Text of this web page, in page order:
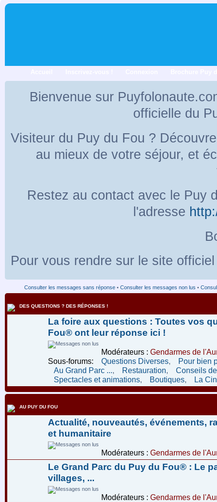
Bienvenue sur
officielle du
Visiteur du Puy du Fou ?
au mieux de votre séjour, et
Restez au contact avec le Puy
l'adresse
Pour vous rendre sur le site
Consulter les messages sans réponse • Consulter les messages non lus •
DES QUESTIONS ? DES RÉPONSES !
La foire aux questions : Toutes vos
Fou® ont leur réponse ici !
Modérateurs : Gendarmes de
Sous-forums:
Questions Diverses
Pour bien
Au Grand Parc ...
Restauration
Conseils
Spectacles et animations
Boutiques La
AU PUY DU FOU
Actualité, nouveautés, événements,
et humanitaire
Modérateurs : Gendarmes de
Le Grand Parc du Puy du Fou® : Le
villages, ...
Modérateurs : Gendarmes de